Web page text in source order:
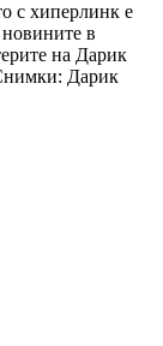
с хиперлинк е
в
на Дарик
Дарик